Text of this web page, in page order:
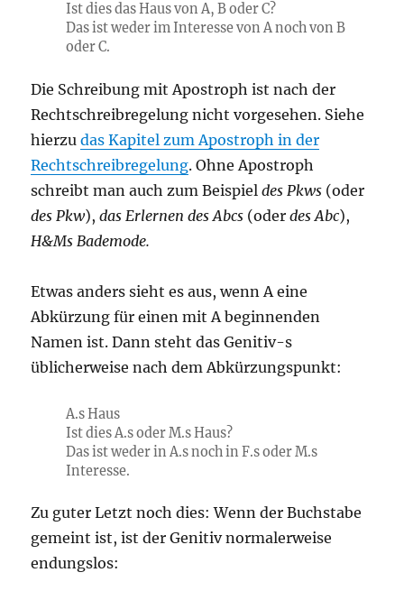
Ist dies das Haus von A, B oder C?
Das ist weder im Interesse von A noch von B
oder C.
Die Schreibung mit Apostroph ist nach der
Rechtschreibregelung nicht vorgesehen. Siehe
hierzudas Kapitel zum Apostroph in der
Rechtschreibregelung. Ohne Apostroph
schreibt man auch zum Beispieldes Pkws (oder
des Pkw), das Erlernen des Abcs (oderdes Abc),
H&Ms Bademode.
Etwas anders sieht es aus, wenn A eine
Abkürzung für einen mit A beginnenden
Namen ist. Dann steht das Genitiv-s
üblicherweise nach dem Abkürzungspunkt:
A.s Haus
Ist dies A.s oder M.s Haus?
Das ist weder in A.s noch in F.s oder M.s
Interesse.
Zu guter Letzt noch dies: Wenn der Buchstabe
gemeint ist, ist der Genitiv normalerweise
endungslos: